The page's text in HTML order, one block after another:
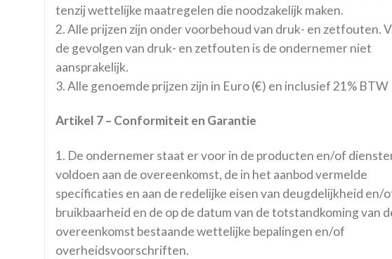
tenzij wettelijke maatregelen die noodzakelijk maken.
2. Alle prijzen zijn onder voorbehoud van druk- en zetfouten.
de gevolgen van druk- en zetfouten is de ondernemer niet
aansprakelijk.
3. Alle genoemde prijzen zijn in Euro (€) en inclusief 21% BTW
Artikel 7 – Conformiteit en Garantie
1. De ondernemer staat er voor in de producten en/of
voldoen aan de overeenkomst, de in het aanbod vermelde
specificaties en aan de redelijke eisen van deugdelijkheid en/
bruikbaarheid en de op de datum van de totstandkoming van
overeenkomst bestaande wettelijke bepalingen en/of
overheidsvoorschriften.